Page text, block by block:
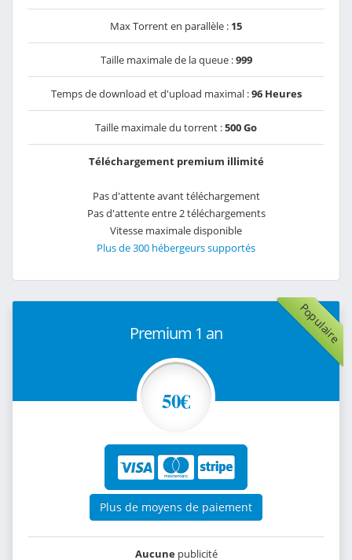
Max Torrent en parallèle : 15
Taille maximale de la queue :999
Temps de download et d'upload maximal :96 Heures
Taille maximale du torrent :500 Go
Téléchargement premium illimité
Pas d'attente avant téléchargement
Pas d'attente entre 2 téléchargements
Vitesse maximale disponible
Plus de 300 hébergeurs supportés
Populaire
Premium 1 an
50€
Plus de moyens de paiement
Aucunepublicité